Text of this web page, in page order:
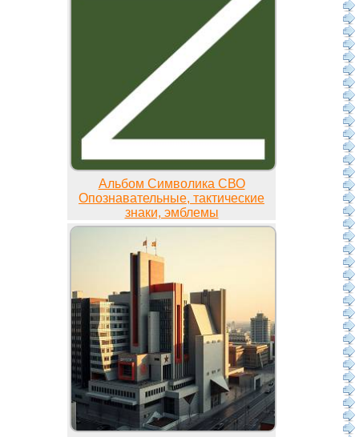
Альбом Символика СВО
Опознавательные, тактические
знаки, эмблемы